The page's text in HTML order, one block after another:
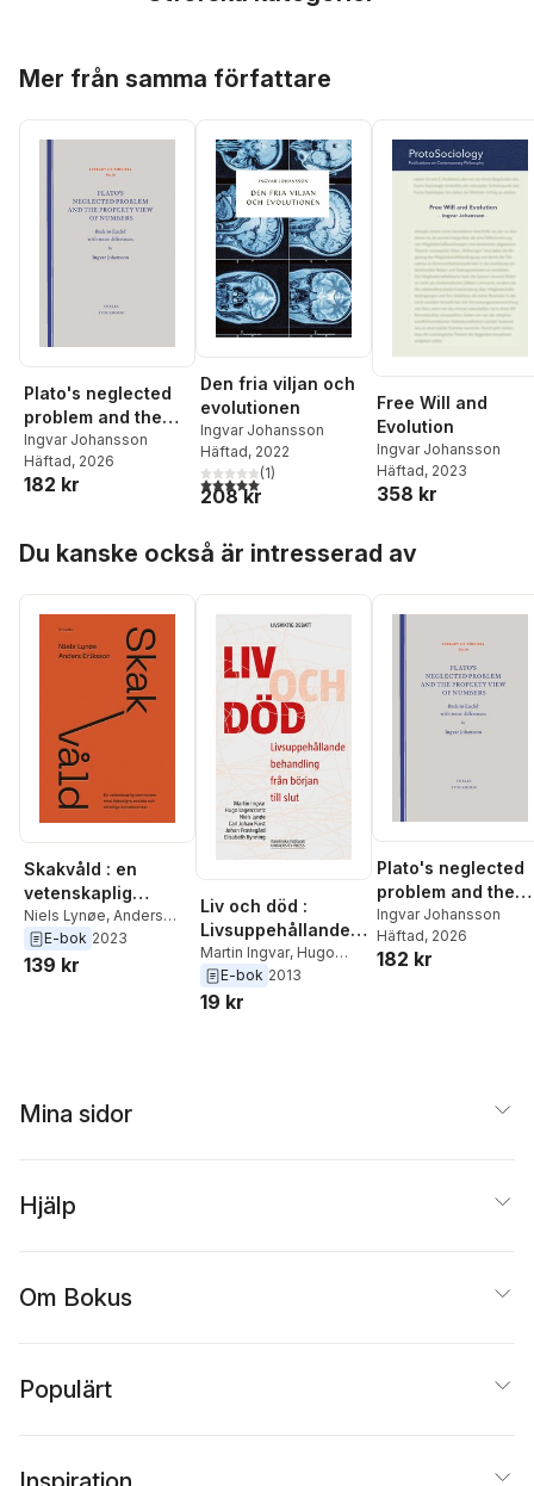
Mer från samma författare
Plato's neglected
problem and the
property view of
numbers : back to
Euclid with some
Ingvar Johansson
Häftad, 2026
182 kr
Den fria viljan och
evolutionen
Ingvar Johansson
Häftad, 2022
5,0utav 5 stjärnor. Totalt antal röster:
(1)
208 kr
Free Will and
Evolution
Ingvar Johansson
Häftad, 2023
358 kr
Du kanske också är intresserad av
Skakvåld : en
vetenskaplig
kontrovers med
ödesdigra sociala
och rättsliga
Niels Lynøe, Anders
Eriksson
E-bok 2023
139 kr
Liv och död :
Livsuppehållande
behandling från
början till slut
Martin Ingvar, Hugo
Lagercrantz,Niels
Lynøe
E-bok 2013
19 kr
Plato's neglected
problem and the
property view of
numbers : back to
Euclid with some
Ingvar Johansson
Häftad, 2026
182 kr
Mina sidor
Hjälp
Om Bokus
Populärt